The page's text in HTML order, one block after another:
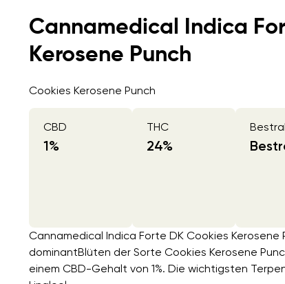
Cannamedical Indica
Kerosene Punch
Cookies Kerosene Punch
CBD
1%
THC
24%
Cannamedical Indica Forte DK Cookies Kerosene
dominantBlüten der Sorte Cookies Kerosene
einem CBD-Gehalt von 1%. Die wichtigsten